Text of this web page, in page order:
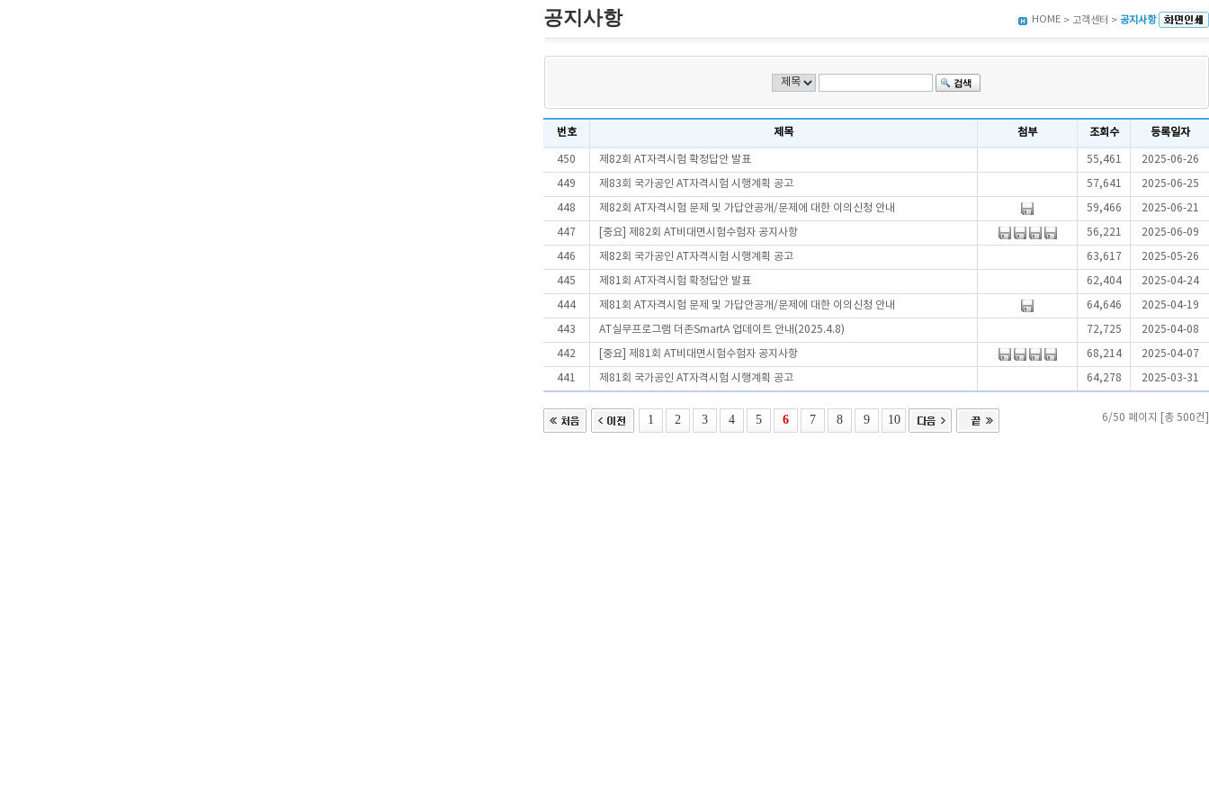
공지사항 HOME > 고객센터 > 공지사항
번호 제목 첨부 조회수 등록일자
450 제82회 AT자격시험 확정답안 발표 55,461 2025-06-26
449 제83회 국가공인 AT자격시험 시행계획 공고 57,641 2025-06-25
448 제82회 AT자격시험 문제 및 가답안공개/문제에 대한 이의신청 안내 59,466 2025-06-21
447 [중요] 제82회 AT비대면시험수험자 공지사항 56,221 2025-06-09
446 제82회 국가공인 AT자격시험 시행계획 공고 63,617 2025-05-26
445 제81회 AT자격시험 확정답안 발표 62,404 2025-04-24
444 제81회 AT자격시험 문제 및 가답안공개/문제에 대한 이의신청 안내 64,646 2025-04-19
443 AT실무프로그램 더존SmartA 업데이트 안내(2025.4.8) 72,725 2025-04-08
442 [중요] 제81회 AT비대면시험수험자 공지사항 68,214 2025-04-07
441 제81회 국가공인 AT자격시험 시행계획 공고 64,278 2025-03-31
1 2 3 4 5 6 7 8 9 10 6/50 페이지 [총 500건]